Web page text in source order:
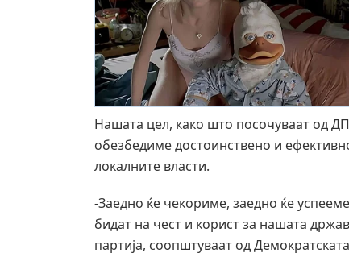
Нашата цел, како што посочуваат од
обезбедиме достоинствено и
локалните власти.
-Заедно ќе чекориме, заедно ќе
бидат на чест и корист за нашата
партија, соопштуваат од